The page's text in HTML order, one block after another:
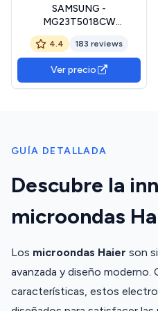
SAMSUNG -
MG23T5018CW
Microondas con Grill 23L
800W, Cerámica Enamel,
Grill Fry y Stand by Eco,
Color Blanco
4.4 183 reviews
Ver precio
GUÍA DETALLADA
Descubre la
microondas
Los microondas Haier son
avanzada y diseño moderno.
características, estos